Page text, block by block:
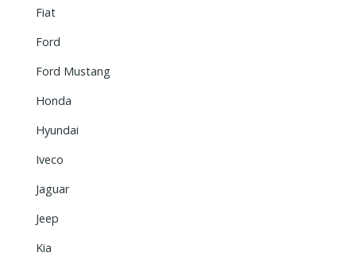
Fiat
Ford
Ford Mustang
Honda
Hyundai
Iveco
Jaguar
Jeep
Kia